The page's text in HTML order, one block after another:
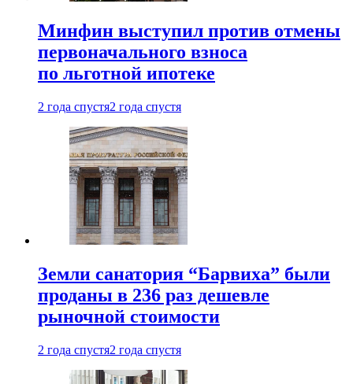
Минфин выступил против отмены
первоначального взноса
по льготной ипотеке
2 года спустя2 года спустя
Земли санатория “Барвиха” были
проданы в 236 раз дешевле
рыночной стоимости
2 года спустя2 года спустя